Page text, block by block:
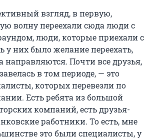
взгляд, в первую,
волну переехали сюда люди с
люди, которые приехали с
у них было желание переехать,
направляются. Почти все друзья,
в том периоде, — это
которых перевезли по
Есть ребята из большой
компаний, есть друзья-
работники. То есть, мне
это были специалисты, у